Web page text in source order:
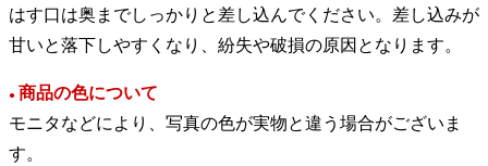
はす口は奥までしっかりと差し込んでください。差し込みが
甘いと落下しやすくなり、紛失や破損の原因となります。
● 商品の色について
モニタなどにより、写真の色が実物と違う場合がございま
す。